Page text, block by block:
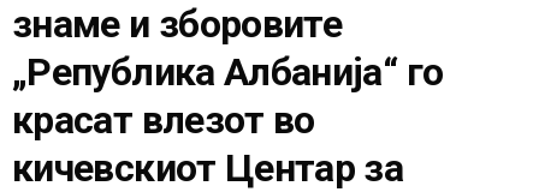
знаме и зборовите
„Република Албанија“ го
красат влезот во
кичевскиот Центар за